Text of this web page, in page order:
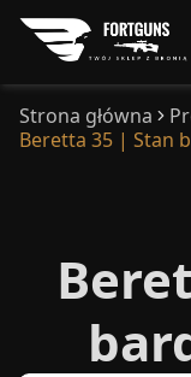
Strona główna
Beretta 35 | Stan